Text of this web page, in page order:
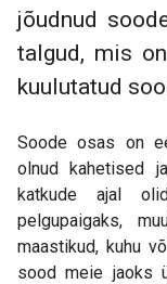
jõudnud
talgud, mis
kuulutatud
Soode osas on
olnud kahetised
katkude ajal
pelgupaigaks,
maastikud, kuhu
sood meie jaoks